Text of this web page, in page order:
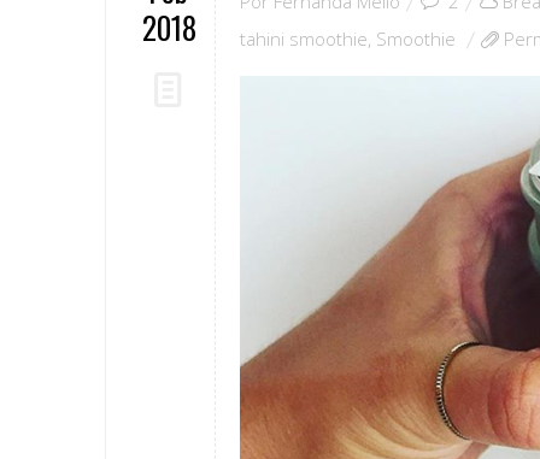
2018
tahini smoothie, Smoothie